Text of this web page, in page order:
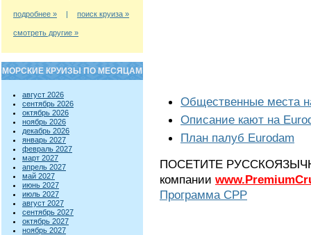
Общественные места
Описание кают на
План палуб Eurodam
ПОСЕТИТЕ
компании
Программа CPP
подробнее » | поиск круиза »
смотреть другие »
МОРСКИЕ КРУИЗЫ ПО МЕСЯЦАМ
август 2026
сентябрь 2026
октябрь 2026
ноябрь 2026
декабрь 2026
январь 2027
февраль 2027
март 2027
апрель 2027
май 2027
июнь 2027
июль 2027
август 2027
сентябрь 2027
октябрь 2027
ноябрь 2027